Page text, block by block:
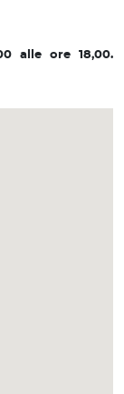
alle ore 18,00.